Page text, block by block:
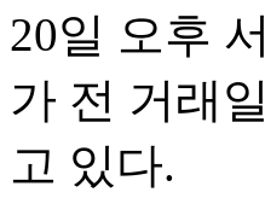
20일 오후
가 전 거래
고 있다.